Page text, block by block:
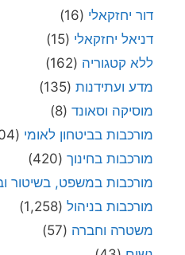
דור יחזקאלי (16)
דניאל יחזקאלי (15)
ללא קטגוריה (162)
מדע ועתידנות (135)
מוסיקה וסאונד (8)
מורכבות בביטחון לאומי (4,504)
מורכבות בחינוך (420)
מורכבות במשפט, בשיטור
מורכבות בניהול (1,258)
משטרה וחברה (57)